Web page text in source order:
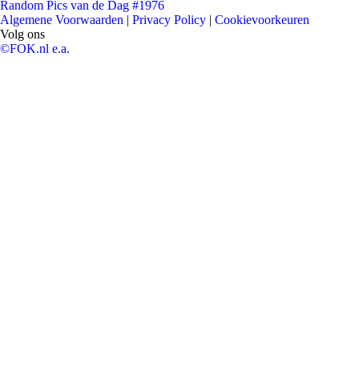
Random Pics van de Dag #1976
Algemene Voorwaarden | Privacy Policy | Cookievoorkeuren
Volg ons
©FOK.nl e.a.